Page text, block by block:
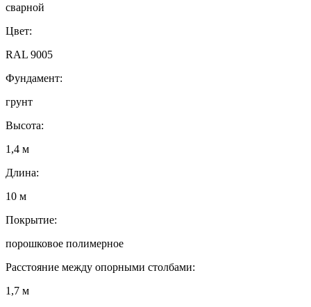
сварной
Цвет:
RAL 9005
Фундамент:
грунт
Высота:
1,4 м
Длина:
10 м
Покрытие:
порошковое полимерное
Расстояние между опорными столбами:
1,7 м